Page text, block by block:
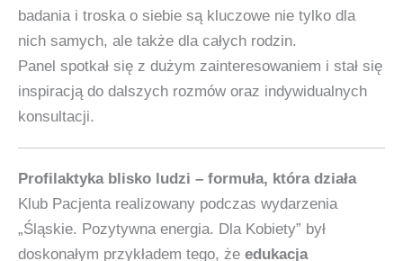
badania i troska o siebie są kluczowe nie tylko dla
nich samych, ale także dla całych rodzin.
Panel spotkał się z dużym zainteresowaniem i stał się
inspiracją do dalszych rozmów oraz indywidualnych
konsultacji.
Profilaktyka blisko ludzi – formuła, która działa
Klub Pacjenta realizowany podczas wydarzenia
„Śląskie. Pozytywna energia. Dla Kobiety” był
doskonałym przykładem tego, że edukacja